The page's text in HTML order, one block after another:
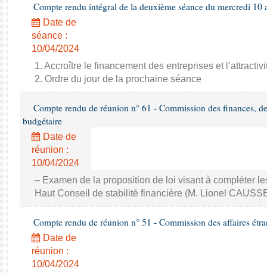
Comptes rendus des débats
Compte rendu intégral de la deuxième séance du mercredi 10
Date de
séance :
10/04/2024
1. Accroître le financement des entreprises et
2. Ordre du jour de la prochaine séance
Compte rendu de réunion n° 61 - Commission des finances,
budgétaire
Date de
réunion :
10/04/2024
– Examen de la proposition de loi visant à compléter
Haut Conseil de stabilité financière (M. Lionel
Compte rendu de réunion n° 51 - Commission des affaires
Date de
réunion :
10/04/2024